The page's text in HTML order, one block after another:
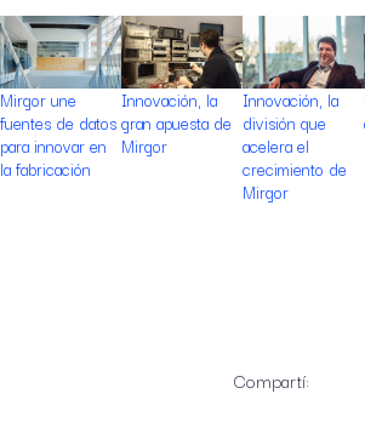
Mirgor une
fuentes de datos
para innovar en
la fabricación
Innovación, la
gran apuesta de
Mirgor
Innovación, la
división que
acelera el
crecimiento de
Mirgor
Compartí: